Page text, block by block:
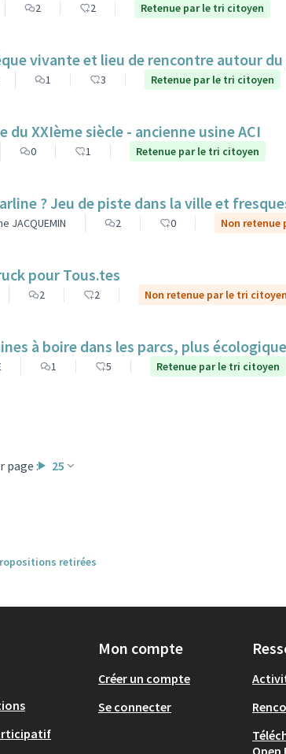
2 2 Retenue par le tri citoyen
vivante et lieu de rencontre autour
1 3 Retenue par le tri citoyen
du XXIème siècle - ancienne usine ACI
0 1 Retenue par le tri citoyen
? Jeu de piste dans la ville et
JACQUEMIN 2 0 Non retenue
pour Tous.tes
2 2 Non retenue par le tri citoyen
à boire dans les parcs, plus
1 5 Retenue par le tri citoyen
page : 25
retirées
Mon compte
Créer un compte
Se connecter
Open